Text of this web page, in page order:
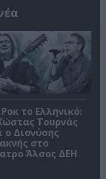
το Ελληνικό:
Τουρνάς
ο Διονύσης
στο
Άλσος ΔΕΗ